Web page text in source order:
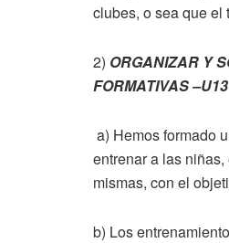
clubes, o sea que el
2) ORGANIZAR Y
FORMATIVAS
a) Hemos formado
entrenar a las
mismas, con el
b) Los